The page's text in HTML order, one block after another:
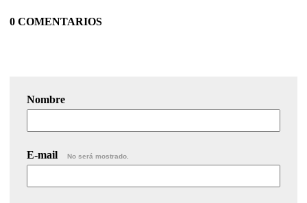
0 COMENTARIOS
Nombre
E-mail No será mostrado.